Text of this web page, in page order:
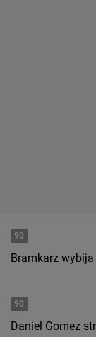
90
Bramkarz
90
Daniel Gomez